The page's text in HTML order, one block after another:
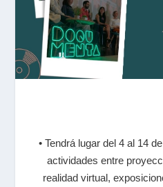
• Tendrá lugar del 4 al 14
actividades entre
realidad virtual,